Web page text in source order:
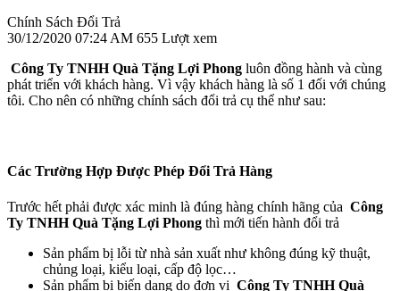
Chính Sách Đổi Trả
30/12/2020 07:24 AM 655 Lượt xem
Công Ty TNHH Quà Tặng Lợi Phong luôn đồng hành và cùng
phát triển với khách hàng. Vì vậy khách hàng là số 1 đối với chúng
tôi. Cho nên có những chính sách đổi trả cụ thể như sau:
Các Trường Hợp Được Phép Đổi Trả Hàng
Trước hết phải được xác minh là đúng hàng chính hãng của Công
Ty TNHH Quà Tặng Lợi Phong thì mới tiến hành đổi trả
Sản phẩm bị lỗi từ nhà sản xuất như không đúng kỹ thuật,
chủng loại, kiểu loại, cấp độ lọc…
Sản phẩm bị biến dạng do đơn vị Công Ty TNHH Quà